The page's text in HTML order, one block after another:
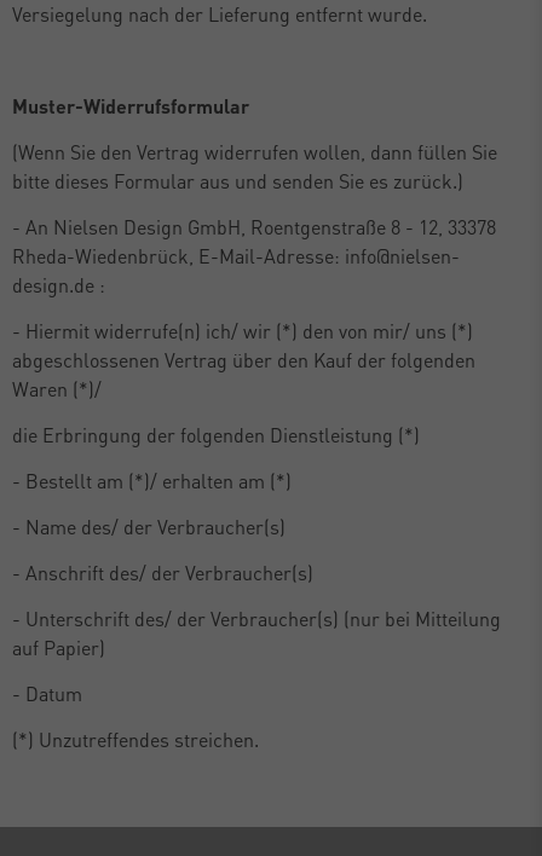
Versiegelung nach der Lieferung entfernt wurde.
Muster-Widerrufsformular
(Wenn Sie den Vertrag widerrufen wollen, dann füllen Sie
bitte dieses Formular aus und senden Sie es zurück.)
- An Nielsen Design GmbH, Roentgenstraße 8 - 12, 33378
Rheda-Wiedenbrück, E-Mail-Adresse: info@nielsen-
design.de :
- Hiermit widerrufe(n) ich/ wir (*) den von mir/ uns (*)
abgeschlossenen Vertrag über den Kauf der folgenden
Waren (*)/
die Erbringung der folgenden Dienstleistung (*)
- Bestellt am (*)/ erhalten am (*)
- Name des/ der Verbraucher(s)
- Anschrift des/ der Verbraucher(s)
- Unterschrift des/ der Verbraucher(s) (nur bei Mitteilung
auf Papier)
- Datum
(*) Unzutreffendes streichen.